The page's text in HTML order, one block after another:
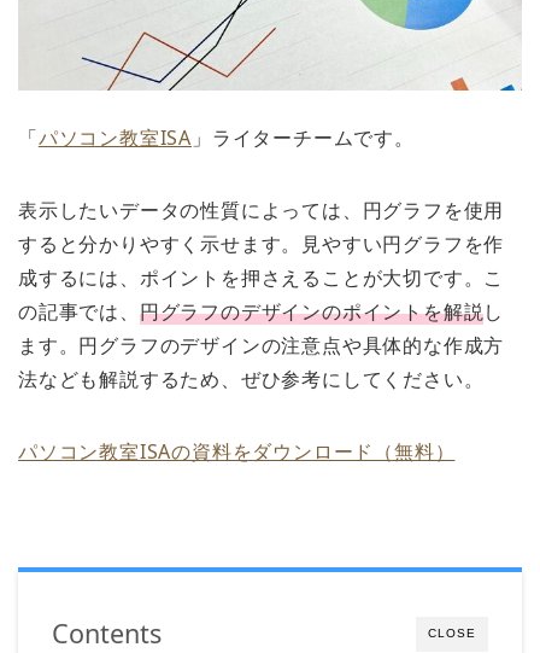
「パソコン教室ISA 」ライターチームです。
表示したいデータの性質によっては、円グラフを使用
すると分かりやすく示せます。見やすい円グラフを作
成するには、ポイントを押さえることが大切です。こ
の記事では、 円グラフのデザインのポイントを解説し
ます。円グラフのデザインの注意点や具体的な作成方
法なども解説するため、ぜひ参考にしてください。
パソコン教室ISAの資料をダウンロード（無料）
CLOSE
Contents